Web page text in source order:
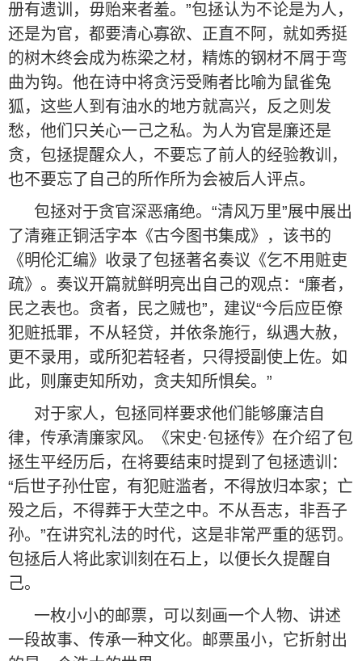
册有遗训，毋贻来者羞。”包拯认为不论是为人，
还是为官，都要清心寡欲、正直不阿，就如秀挺
的树木终会成为栋梁之材，精炼的钢材不屑于弯
曲为钩。他在诗中将贪污受贿者比喻为鼠雀兔
狐，这些人到有油水的地方就高兴，反之则发
愁，他们只关心一己之私。为人为官是廉还是
贪，包拯提醒众人，不要忘了前人的经验教训，
也不要忘了自己的所作所为会被后人评点。
包拯对于贪官深恶痛绝。“清风万里”展中展出
了清雍正铜活字本《古今图书集成》，该书的
《明伦汇编》收录了包拯著名奏议《乞不用赃吏
疏》。奏议开篇就鲜明亮出自己的观点：“廉者，
民之表也。贪者，民之贼也”，建议“今后应臣僚
犯赃抵罪，不从轻贷，并依条施行，纵遇大赦，
更不录用，或所犯若轻者，只得授副使上佐。如
此，则廉吏知所劝，贪夫知所惧矣。”
对于家人，包拯同样要求他们能够廉洁自
律，传承清廉家风。《宋史·包拯传》在介绍了包
拯生平经历后，在将要结束时提到了包拯遗训：
“后世子孙仕宦，有犯赃滥者，不得放归本家；亡
殁之后，不得葬于大茔之中。不从吾志，非吾子
孙。”在讲究礼法的时代，这是非常严重的惩罚。
包拯后人将此家训刻在石上，以便长久提醒自
己。
一枚小小的邮票，可以刻画一个人物、讲述
一段故事、传承一种文化。邮票虽小，它折射出